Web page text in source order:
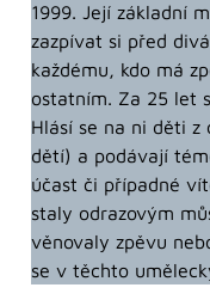
1999. Její základní
zazpívat si před
každému, kdo má
ostatním. Za 25 let
Hlásí se na ni děti
dětí) a podávají
účast či případné
staly odrazovým
věnovaly zpěvu
se v těchto